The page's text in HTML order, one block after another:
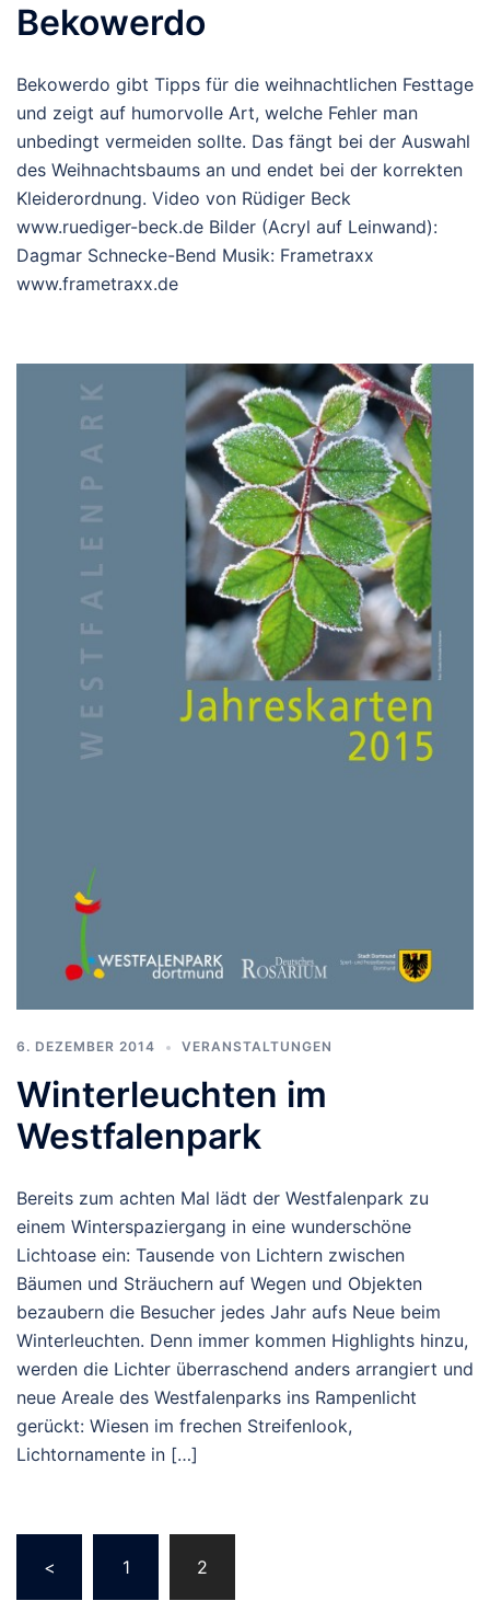
Bekowerdo
Bekowerdo gibt Tipps für die weihnachtlichen Festtage
und zeigt auf humorvolle Art, welche Fehler man
unbedingt vermeiden sollte. Das fängt bei der Auswahl
des Weihnachtsbaums an und endet bei der korrekten
Kleiderordnung. Video von Rüdiger Beck
www.ruediger-beck.de Bilder (Acryl auf Leinwand):
Dagmar Schnecke-Bend Musik: Frametraxx
www.frametraxx.de
6. DEZEMBER 2014 VERANSTALTUNGEN
Winterleuchten im
Westfalenpark
Bereits zum achten Mal lädt der Westfalenpark zu
einem Winterspaziergang in eine wunderschöne
Lichtoase ein: Tausende von Lichtern zwischen
Bäumen und Sträuchern auf Wegen und Objekten
bezaubern die Besucher jedes Jahr aufs Neue beim
Winterleuchten. Denn immer kommen Highlights hinzu,
werden die Lichter überraschend anders arrangiert und
neue Areale des Westfalenparks ins Rampenlicht
gerückt: Wiesen im frechen Streifenlook,
Lichtornamente in […]
< 1 2